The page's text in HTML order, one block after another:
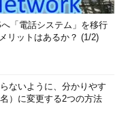
「電話システム」を移行
リットはあるか？ (1/2)
ないように、分かりやす
）に変更する2つの方法